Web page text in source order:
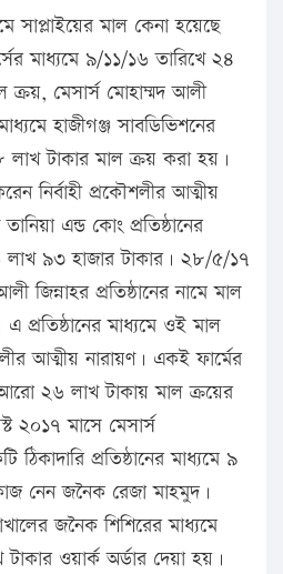
সাপ্লাইয়ের মাল কেনা হয়েছে
মাধ্যমে ৯/১১/১৬ তারিখে ২৪
ক্রয়, মেসার্স মোহাম্মদ আলী
হাজীগঞ্জ সাবডিভিশনের
টাকার মাল ক্রয় করা হয়।
নির্বাহী প্রকৌশলীর আত্মীয়
এন্ড কোং প্রতিষ্ঠানের
লাখ ৯৩ হাজার টাকার। ২৮/৫/১৭
জিন্নাহর প্রতিষ্ঠানের নামে মাল
প্রতিষ্ঠানের মাধ্যমে ওই মাল
আত্মীয় নারায়ণ। একই ফার্মের
২৬ লাখ টাকায় মাল ক্রয়ের
২০১৭ মাসে মেসার্স
প্রতিষ্ঠানের মাধ্যমে ৯
নেন জনৈক রেজা মাহমুদ।
জনৈক শিশিরের মাধ্যমে
ওয়ার্ক অর্ডার দেয়া হয়।